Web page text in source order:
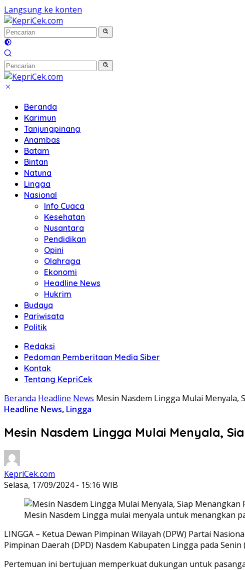
Langsung ke konten
Beranda
Karimun
Tanjungpinang
Anambas
Batam
Bintan
Natuna
Lingga
Nasional
Info Cuaca
Kesehatan
Nusantara
Pendidikan
Opini
Olahraga
Ekonomi
Headline News
Hukrim
Budaya
Pariwisata
Politik
Redaksi
Pedoman Pemberitaan Media Siber
Kontak
Tentang KepriCek
Beranda Headline News Mesin Nasdem Lingga Mulai Menyala,
Headline News, Lingga
Mesin Nasdem Lingga Mulai Menyala,
KepriCek.com
Selasa, 17/09/2024 - 15:16 WIB
Mesin Nasdem Lingga mulai menyala untuk menangkan
LINGGA – Ketua Dewan Pimpinan Wilayah (DPW) Partai
Pimpinan Daerah (DPD) Nasdem Kabupaten Lingga pada Senin
Pertemuan ini bertujuan memperkuat dukungan untuk